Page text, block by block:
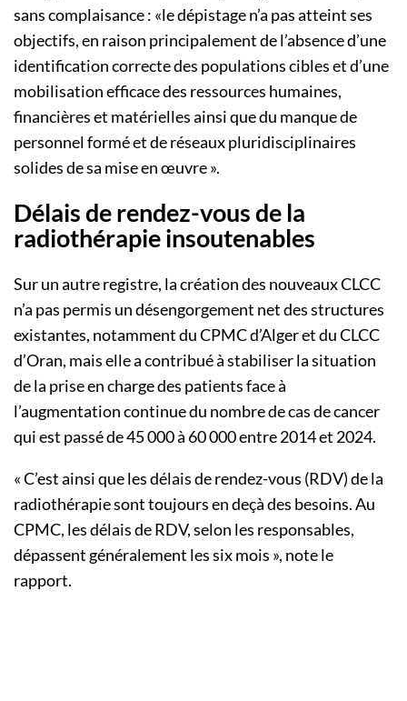
sans complaisance : «le dépistage n’a pas atteint ses
objectifs, en raison principalement de l’absence d’une
identification correcte des populations cibles et d’une
mobilisation efficace des ressources humaines,
financières et matérielles ainsi que du manque de
personnel formé et de réseaux pluridisciplinaires
solides de sa mise en œuvre ».
Délais de rendez-vous de la
radiothérapie insoutenables
Sur un autre registre, la création des nouveaux CLCC
n’a pas permis un désengorgement net des structures
existantes, notamment du CPMC d’Alger et du CLCC
d’Oran, mais elle a contribué à stabiliser la situation
de la prise en charge des patients face à
l’augmentation continue du nombre de cas de cancer
qui est passé de 45 000 à 60 000 entre 2014 et 2024.
« C’est ainsi que les délais de rendez-vous (RDV) de la
radiothérapie sont toujours en deçà des besoins. Au
CPMC, les délais de RDV, selon les responsables,
dépassent généralement les six mois », note le
rapport.